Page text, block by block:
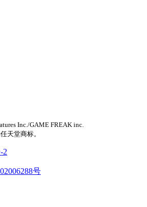
Inc./GAME FREAK inc.
天堂商标。
2
号